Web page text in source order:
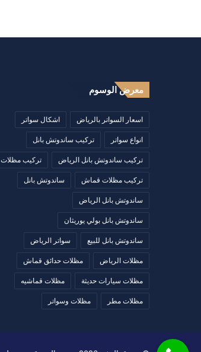
معرض الوسوم
اسعار السواتر بالرياض اشكال سواتر
انواع سواتر تركيب ساندوتش بانل
تركيب ساندوتش بانل الرياض تركيب مظلات
تركيب مظلات قماش ساندوتش بانل
ساندوتش بانل الرياض
ساندوتش بانل بولي يوريثان
ساندوتش بانل للبيع سواتر الرياض
مظلات الرياض مظلات حدائق قماش
مظلات سيارات حديثة مظلات قماشيه
مظلات مطر مظلات وسواتر